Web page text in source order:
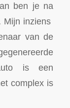
ben je na
Mijn inziens
van de
is een
complex is